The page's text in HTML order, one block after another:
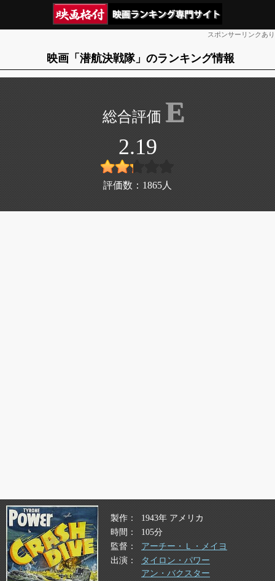
スポンサーリンクあり
映画「潜航決戦隊」のランキング情報
E
2.19
評価数： 1865 人
製作
1943年 アメリカ
時間
105分
監督
アーチー・Ｌ・メイヨ
出演
タイロン・パワー
アン・バクスター